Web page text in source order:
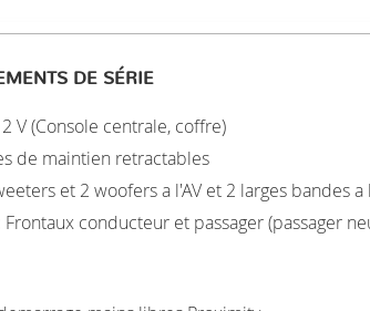
DE SÉRIE
V (Console centrale, coffre)
de maintien retractables
et 2 woofers a l'AV et 2 larges bandes a
Frontaux conducteur et passager (passager